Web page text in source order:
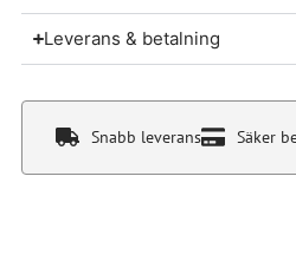
Leverans & betalning
Snabb leverans Säker